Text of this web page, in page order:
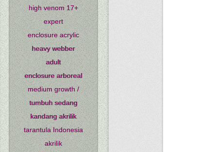
high venom 17+
expert
enclosure acrylic
heavy webber
adult
enclosure arboreal
medium growth /
tumbuh sedang
kandang akrilik
tarantula Indonesia
akrilik